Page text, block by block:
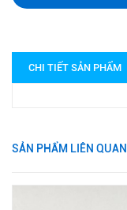
CHI TIẾT SẢN PHẨM
SẢN PHẨM LIÊN QUAN